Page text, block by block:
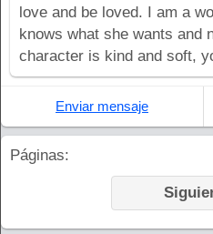
love and be loved. I am a
knows what she wants and
character is kind and soft,
Enviar mensaje
Páginas: